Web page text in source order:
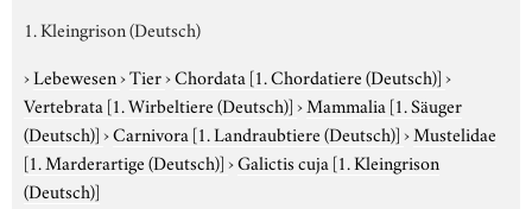
1. Kleingrison (Deutsch)
›Lebewesen›Tier›Chordata [1. Chordatiere (Deutsch)]›
Vertebrata [1. Wirbeltiere (Deutsch)]›Mammalia [1. Säuger
(Deutsch)]›Carnivora [1. Landraubtiere (Deutsch)]›Mustelidae
[1. Marderartige (Deutsch)]›Galictis cuja [1. Kleingrison
(Deutsch)]